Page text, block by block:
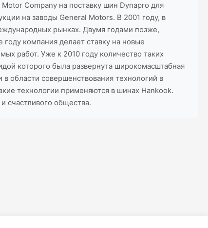
Motor Company на поставку шин Dynapro для
на заводы General Motors. В 2001 году, в
рынках. Двумя годами позже,
компания делает ставку на новые
работ. Уже к 2010 году количество таких
которого была развернута широкомасштабная
области совершенствования технологий в
технологии применяются в шинах Hankook.
счастливого общества.